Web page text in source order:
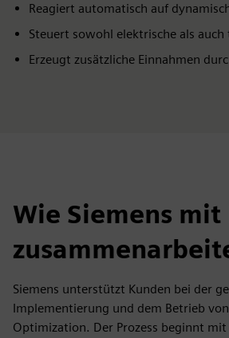
Reagiert automatisch auf
Steuert sowohl elektrische als auch
Erzeugt zusätzliche Einnahmen
Wie Siemens mit
Siemens unterstützt Kunden bei der
Implementierung und dem Betrieb
Optimization. Der Prozess beginnt